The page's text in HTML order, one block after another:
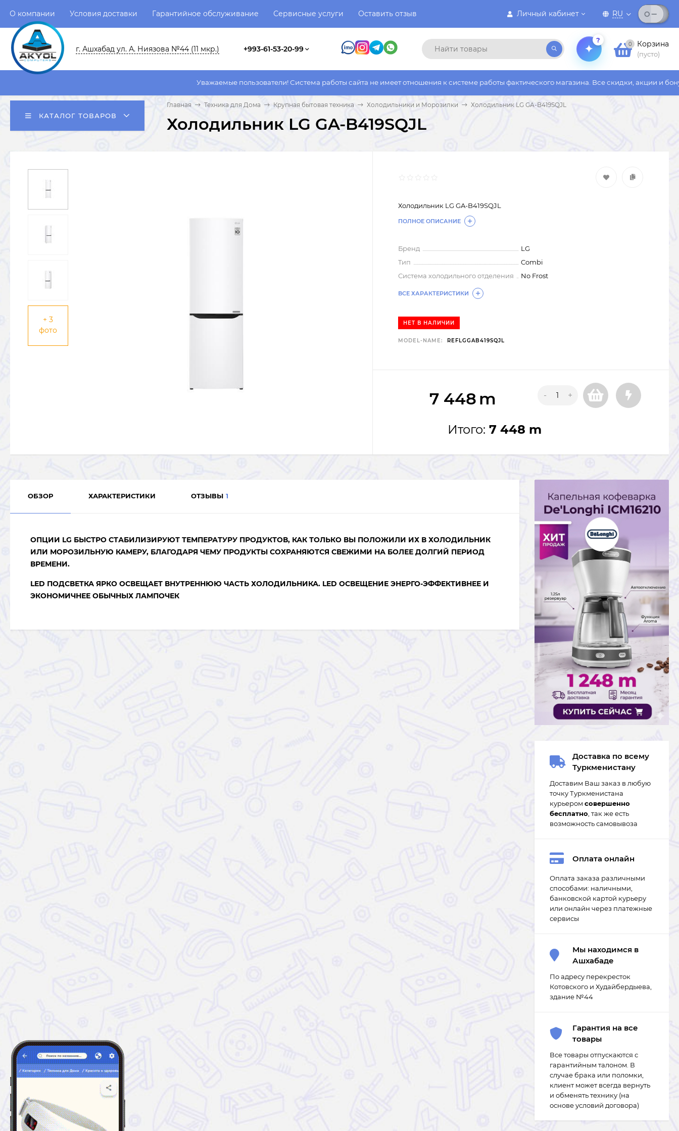
Личный кабинет RU
О компании Условия доставки Гарантийное обслуживание Сервисные услуги Оставить отзыв
г. Ашхабад ул. А. Ниязова №44 (11 мкр.) +993-61-53-20-99
?
0 Корзина
(пусто)
Уважаемые пользователи! Система работы сайта не имеет отношения к системе работы фактического магазина. Все скидки, акции и бонусы
КАТАЛОГ ТОВАРОВ
Главная Техника для Дома Крупная бытовая техника Холодильники и Морозилки Холодильник LG GA-B419SQJL
Холодильник LG GA-B419SQJL
+ 3
фото
Холодильник LG GA-B419SQJL
ПОЛНОЕ ОПИСАНИЕ
Бренд
LG
Tип
Combi
Система холодильного отделения
No Frost
ВСЕ ХАРАКТЕРИСТИКИ
НЕТ В НАЛИЧИИ
MODEL-NAME: REFLGGAB419SQJL
7 448 m - +
Итого: 7 448 m
ОБЗОР ХАРАКТЕРИСТИКИ ОТЗЫВЫ 1
ОПЦИИ LG БЫСТРО СТАБИЛИЗИРУЮТ ТЕМПЕРАТУРУ ПРОДУКТОВ, КАК ТОЛЬКО ВЫ ПОЛОЖИЛИ ИХ В ХОЛОДИЛЬНИК
ИЛИ МОРОЗИЛЬНУЮ КАМЕРУ, БЛАГОДАРЯ ЧЕМУ ПРОДУКТЫ СОХРАНЯЮТСЯ СВЕЖИМИ НА БОЛЕЕ ДОЛГИЙ ПЕРИОД
ВРЕМЕНИ.
LED ПОДСВЕТКА ЯРКО ОСВЕЩАЕТ ВНУТРЕННЮЮ ЧАСТЬ ХОЛОДИЛЬНИКА. LED ОСВЕЩЕНИЕ ЭНЕРГО-ЭФФЕКТИВНЕЕ И
ЭКОНОМИЧНЕЕ ОБЫЧНЫХ ЛАМПОЧЕК
Доставка по всему
Туркменистану
Доставим Ваш заказ в любую
точку Туркменистана
курьером совершенно
бесплатно , так же есть
возможность самовывоза
Оплата онлайн
Оплата заказа различными
способами: наличными,
банковской картой курьеру
или онлайн через платежные
сервисы
Мы находимся в
Ашхабаде
По адресу перекресток
Котовского и Худайбердыева,
здание №44
Гарантия на все
товары
Все товары отпускаются с
гарантийным талоном. В
случае брака или поломки,
клиент может всегда вернуть
и обменять технику (на
основе условий договора)